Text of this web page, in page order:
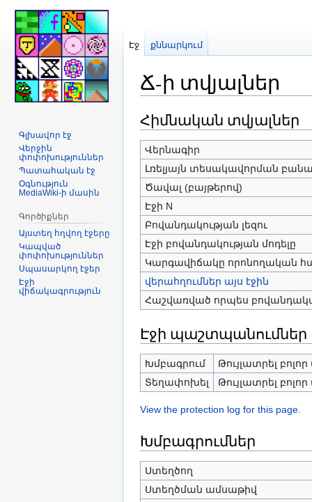
Ճ-ի տվյալներ
Jump
to
navigation
Jump
to
search
Հիմնական տվյալներ
Վերնագիր
Լռելյայն տեսակավորման
Ծավալ (բայթերով)
Էջի N
Բովանդակության լեզու
Էջի բովանդակության մոդելը
Կարգավիճակը որոնողական
վերահղումներ այս էջին
Հաշվառված որպես
Էջի պաշտպանումներ
Խմբագրում
Թույլատրել
Տեղափոխել
Թույլատրել
View the protection log for this page.
Խմբագրումներ
Ստեղծող
Ստեղծման ամսաթիվ
Էջ քննարկում
Գլխավոր էջ
Վերջին
փոփոխություններ
Պատահական էջ
Օգնություն
MediaWiki-ի մասին
Գործիքներ
Այստեղ հղվող էջերը
Կապված
փոփոխություններ
Սպասարկող էջեր
Էջի
վիճակագրություն